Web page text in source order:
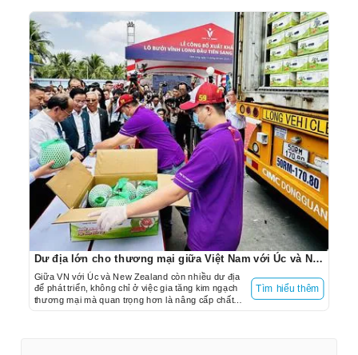
Dư địa lớn cho thương mại giữa Việt Nam với Úc và New Zealand
Giữa VN với Úc và New Zealand còn nhiều dư địa
để phát triển, không chỉ ở việc gia tăng kim ngạch
thương mại mà quan trọng hơn là nâng cấp chất
lượng hợp tác, đầu tư để tham gia sâu hơn vào
Tìm hiểu thêm